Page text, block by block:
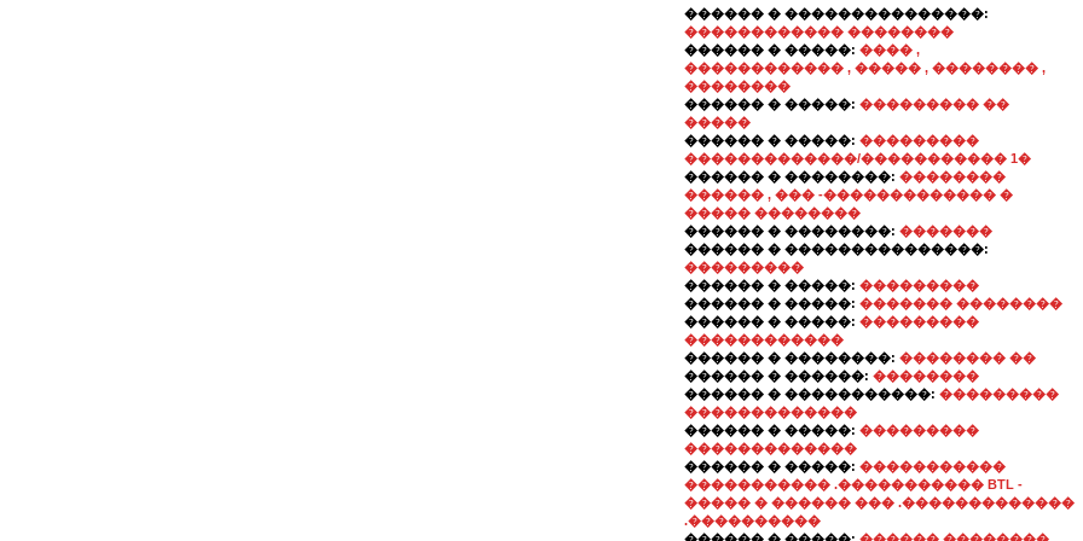
������ � ���������������:
������������ ��������
������ � �����: ���� ,
������������ , ����� , �������� ,
��������
������ � �����: ��������� ��
�����
������ � �����: ���������
�������������/����������� 1�
������ � ��������: ��������
������ , ��� -������������� �
����� ��������
������ � ��������: �������
������ � ���������������:
���������
������ � �����: ���������
������ � �����: ������� ��������
������ � �����: ���������
������������
������ � ��������: �������� ��
������ � ������: ��������
������ � �����������: ���������
�������������
������ � �����: ���������
�������������
������ � �����: �����������
����������� .����������� BTL -
����� � ������ ��� .�������������
.����������